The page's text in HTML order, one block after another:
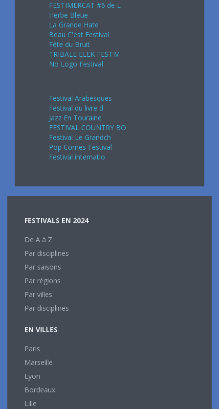
FESTIMERCAT #6 de L
Herbe Bleue
La Grande Hate
Beau C'est Festival
Fête du Bruit
TRIBALE ELEK FESTIV
No Logo Festival
Festival Arabesques
Festival du livre d
Jazz En Touraine
FESTIVAL COUNTRY BO
Festival Le Grandch
Pop Cornes Festival
Festival internatio
FESTIVALS EN 2024
De A à Z
Par disciplines
Par saisons
Par régions
Par villes
Par disciplines
EN VILLES
Paris
Marseille
Lyon
Bordeaux
Lille